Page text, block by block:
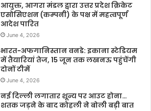
आयुक्त, आगरा मंडल द्वारा उत्तर प्रदेश क्रिकेट
एसोसिएशन (कम्पनी) के पक्ष में महत्वपूर्ण
आदेश पारित
June 4, 2026
भारत-अफगानिस्तान वनडे: इकाना स्टेडियम
में तैयारियां तेज, 15 जून तक लखनऊ पहुंचेंगी
दोनों टीमें
June 4, 2026
नई दिल्ली लगातार शून्य पर आउट होना…
शतक जड़ने के बाद कोहली ने बोली बड़ी बात